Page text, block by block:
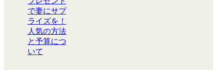
で妻にサプ
ライズを！
人気の方法
と予算につ
いて